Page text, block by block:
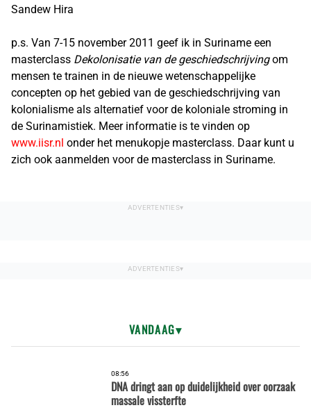
Sandew Hira
p.s. Van 7-15 november 2011 geef ik in Suriname een
masterclass Dekolonisatie van de geschiedschrijvingom
mensen te trainen in de nieuwe wetenschappelijke
concepten op het gebied van de geschiedschrijving van
kolonialisme als alternatief voor de koloniale stroming in
de Surinamistiek. Meer informatie is te vinden op
www.iisr.nl onder het menukopje masterclass. Daar kunt u
zich ook aanmelden voor de masterclass in Suriname.
VANDAAG
08:56
DNA dringt aan op duidelijkheid over oorzaak
massale vissterfte